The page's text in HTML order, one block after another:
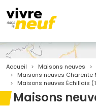
Accueil Maisons neuves
Maisons neuves Charente
Maisons neuves Échillais
Maisons